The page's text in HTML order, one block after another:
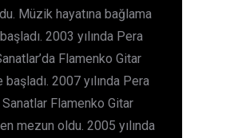
Müzik hayatına bağlama
2003 yılında Pera
Flamenko Gitar
2007 yılında Pera
Flamenko Gitar
mezun oldu. 2005 yılında